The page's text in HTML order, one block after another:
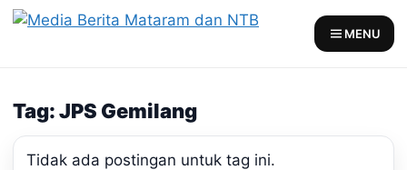
Skip
MENU
Tag: JPS Gemilang
Tidak ada postingan untuk tag ini.